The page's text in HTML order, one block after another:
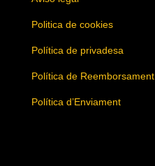
Politica de cookies
Política de privadesa
Política de Reemborsament
Política d’Enviament